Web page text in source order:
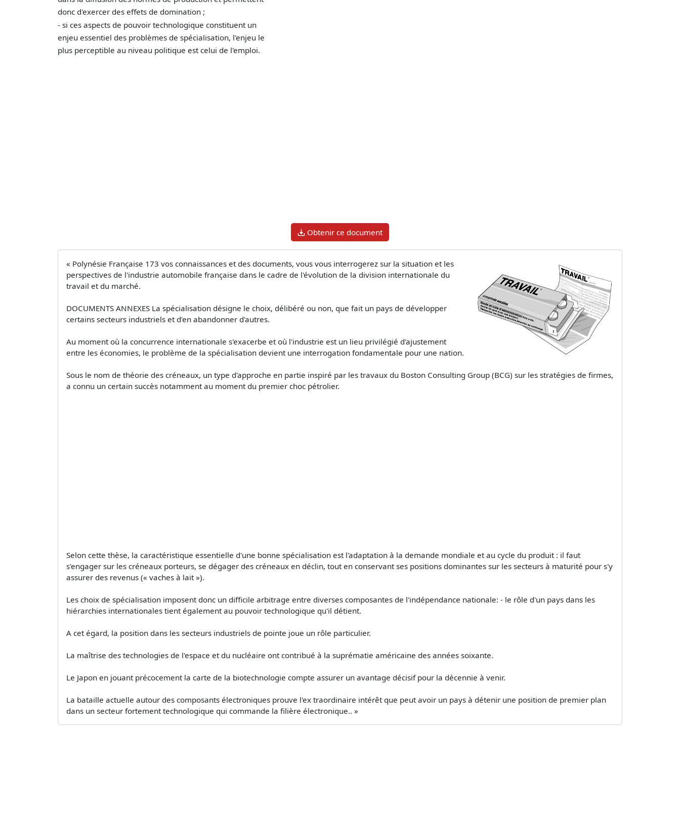
donc d'exercer des effets de domination ;
- si ces aspects de pouvoir technologique constituent un
enjeu essentiel des problèmes de spécialisation, l'enjeu le
plus perceptible au niveau politique est celui de l'emploi.
Obtenir ce document
« Polynésie Française 173 vos connaissances et des documents, vous vous interrogerez sur la situation et les
perspectives de l'industrie automobile française dans le cadre de l'évolution de la division internationale du
travail et du marché.
DOCUMENTS ANNEXES La spécialisation désigne le choix, délibéré ou non, que fait un pays de développer
certains secteurs industriels et d'en abandonner d'autres.
Au moment où la concurrence internationale s'exacerbe et où l'industrie est un lieu privilégié d'ajustement
entre les économies, le problème de la spécialisation devient une interrogation fondamentale pour une nation.
Sous le nom de théorie des créneaux, un type d'approche en partie inspiré par les travaux du Boston Consulting Group (BCG) sur les stratégies de firmes,
a connu un certain succès notamment au moment du premier choc pétrolier.
Selon cette thèse, la caractéristique essentielle d'une bonne spécialisation est l'adaptation à la demande mondiale et au cycle du produit : il faut
s'engager sur les créneaux porteurs, se dégager des créneaux en déclin, tout en conservant ses positions dominantes sur les secteurs à maturité pour s'y
assurer des revenus (« vaches à lait »).
Les choix de spécialisation imposent donc un difficile arbitrage entre diverses composantes de l'indépendance nationale: - le rôle d'un pays dans les
hiérarchies internationales tient également au pouvoir technologique qu'il détient.
A cet égard, la position dans les secteurs industriels de pointe joue un rôle particulier.
La maîtrise des technologies de l'espace et du nucléaire ont contribué à la suprématie américaine des années soixante.
Le Japon en jouant précocement la carte de la biotechnologie compte assurer un avantage décisif pour la décennie à venir.
La bataille actuelle autour des composants électroniques prouve l'ex­ traordinaire intérêt que peut avoir un pays à détenir une position de premier plan
dans un secteur fortement technologique qui commande la filière électronique.. »